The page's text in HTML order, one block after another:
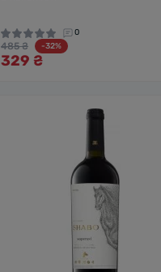
0
485 ₴ -32%
329 ₴